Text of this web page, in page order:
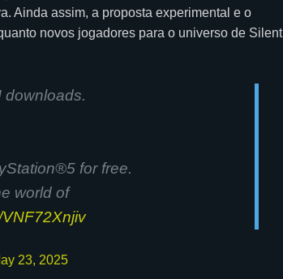
Ainda assim, a proposta experimental e o
novos jogadores para o universo de Silent
downloads.
for free.
world of
23, 2025